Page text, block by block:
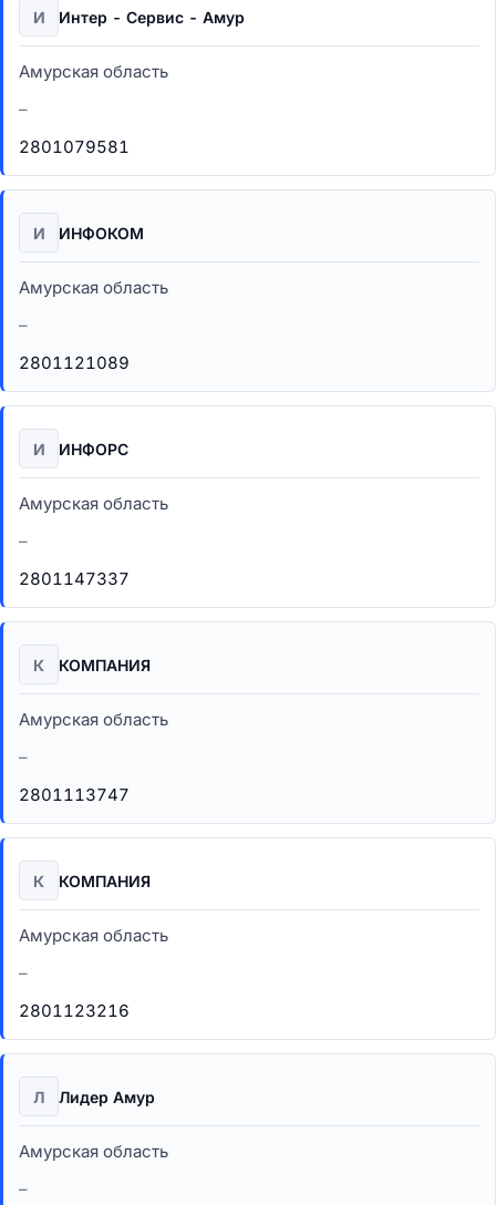
И Интер - Сервис - Амур
Амурская область
–
2801079581
И ИНФОКОМ
Амурская область
–
2801121089
И ИНФОРС
Амурская область
–
2801147337
К КОМПАНИЯ
Амурская область
–
2801113747
К КОМПАНИЯ
Амурская область
–
2801123216
Л Лидер Амур
Амурская область
–